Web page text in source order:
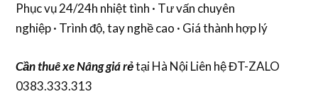
Phục vụ 24/24h nhiệt tình · Tư vấn chuyên
nghiệp · Trình độ, tay nghề cao · Giá thành hợp lý
Cầnthuê xe Nâng giá rẻtại Hà Nội Liên hệ ĐT-ZALO
0383.333.313